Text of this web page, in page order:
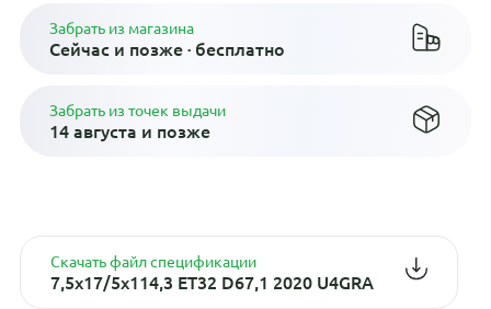
Забрать из магазина
Сейчас и позже · бесплатно
Забрать из точек выдачи
14 августа и позже
Скачать файл спецификации
7,5x17/5x114,3 ET32 D67,1 2020 U4GRA